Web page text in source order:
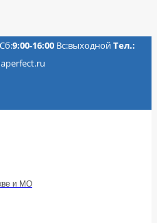
Сб:9:00-16:00 Вс:выходнойТел.:
и МО